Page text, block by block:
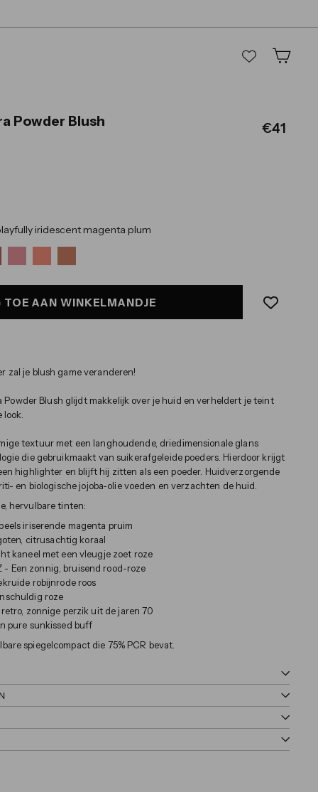
Powder Blush €41
iridescent magenta plum
TOE AAN WINKELMANDJE
zal je blush game veranderen!
Powder Blush glijdt makkelijk over je huid en verheldert je teint
textuur met een langhoudende, driedimensionale glans
die gebruikmaakt van suikerafgeleide poeders. Hierdoor krijgt
highlighter en blijft hij zitten als een poeder. Huidverzorgende
en biologische jojoba-olie voeden en verzachten de huid.
hervulbare tinten:
iriserende magenta pruim
citrusachtig koraal
kaneel met een vleugje zoet roze
- Een zonnig, bruisend rood-roze
robijnrode roos
roze
retro, zonnige perzik uit de jaren 70
pure sunkissed buff
spiegelcompact die 75% PCR bevat.